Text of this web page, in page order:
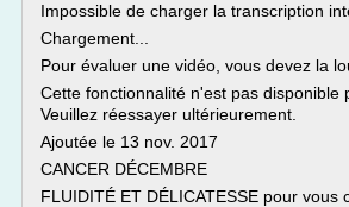
Impossible de charger la transcription
Chargement...
Pour évaluer une vidéo, vous devez la
Cette fonctionnalité n'est pas disponible
Veuillez réessayer ultérieurement.
Ajoutée le 13 nov. 2017
CANCER DÉCEMBRE
FLUIDITÉ ET DÉLICATESSE pour vous